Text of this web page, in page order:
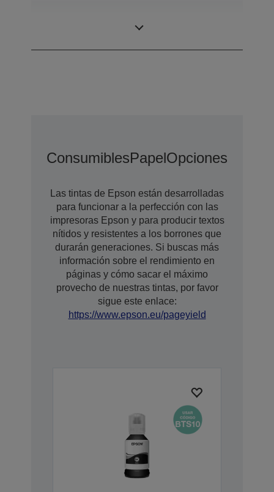
ConsumiblesPapelOpciones De
Las tintas de Epson están desarrolladas
para funcionar a la perfección con las
impresoras Epson y para producir textos
nítidos y resistentes a los borrones que
durarán generaciones. Si buscas más
información sobre el rendimiento en
páginas y cómo sacar el máximo
provecho de nuestras tintas, por favor
sigue este enlace:
https://www.epson.eu/pageyield